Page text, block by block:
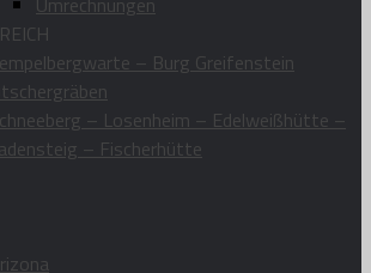
– Burg Greifenstein
– Losenheim – Edelweißhütte –
– Fischerhütte